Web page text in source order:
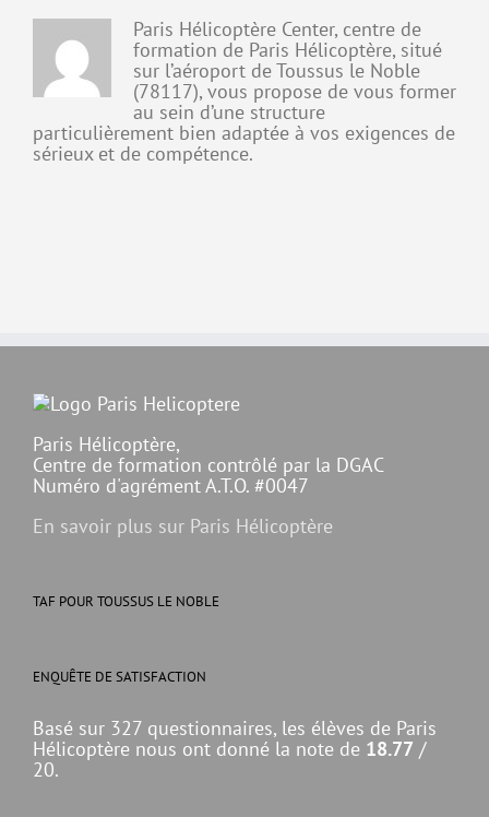
Paris Hélicoptère Center, centre de
formation de Paris Hélicoptère, situé
sur l’aéroport de Toussus le Noble
(78117), vous propose de vous former
au sein d’une structure
particulièrement bien adaptée à vos exigences de
sérieux et de compétence.
Paris Hélicoptère,
Centre de formation contrôlé par la DGAC
Numéro d'agrément A.T.O. #0047
En savoir plus sur Paris Hélicoptère
TAF POUR TOUSSUS LE NOBLE
ENQUÊTE DE SATISFACTION
Basé sur 327 questionnaires, les élèves de Paris
Hélicoptère nous ont donné la note de 18.77 /
20.